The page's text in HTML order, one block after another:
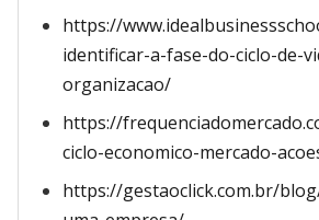
https://
identificar-a-fase-do-ciclo-de-
organizacao/
https://
ciclo-economico-mercado-
https://gestaoclick.com.br/